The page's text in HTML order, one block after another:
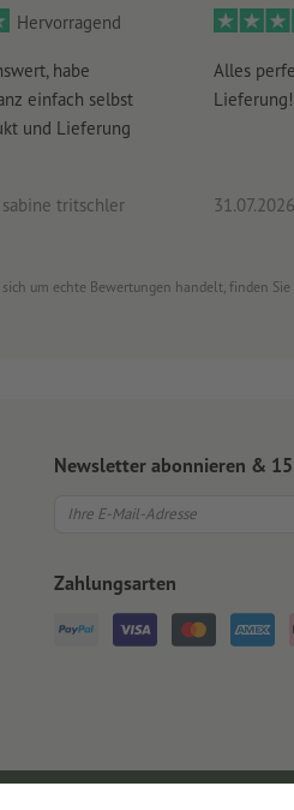
Hervorragend
habe
einfach selbst
und Lieferung
tritschler
Alles
Lieferung!
31.07.2026
um echte Bewertungen handelt, finden Sie
Newsletter abonnieren &
Zahlungsarten